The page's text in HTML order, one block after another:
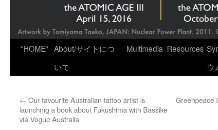
*HOME* About/サイトにつ
いて
Multimedia Resources
ウ
← Our favourite Australian tattoo artist is
launching a book about Fukushima with Bassike
via Vogue Australia
Greenpeace